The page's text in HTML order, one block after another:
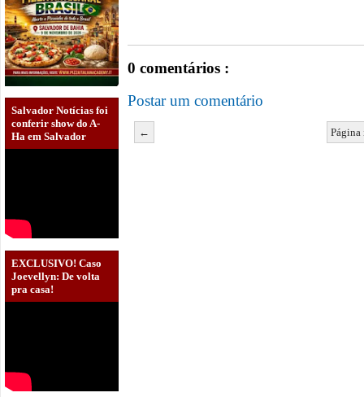
Salvador Notícias foi
conferir show do A-
Ha em Salvador
EXCLUSIVO! Caso
Joevellyn: De volta
pra casa!
0 comentários :
Postar um comentário
←